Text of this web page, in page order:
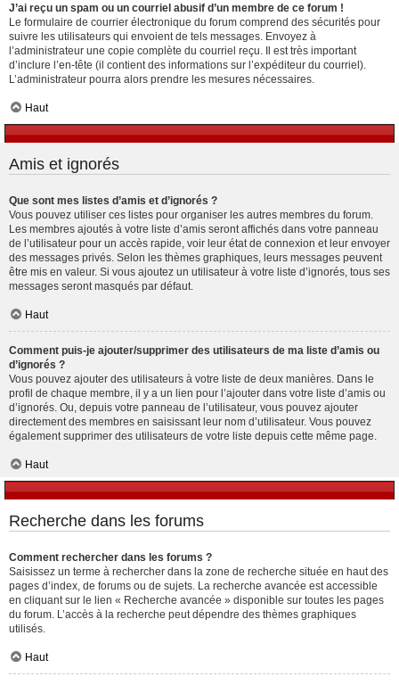
J’ai reçu un spam ou un courriel abusif d’un membre de ce forum !
Le formulaire de courrier électronique du forum comprend des sécurités pour
suivre les utilisateurs qui envoient de tels messages. Envoyez à
l’administrateur une copie complète du courriel reçu. Il est très important
d’inclure l’en-tête (il contient des informations sur l’expéditeur du courriel).
L’administrateur pourra alors prendre les mesures nécessaires.
Haut
Amis et ignorés
Que sont mes listes d’amis et d’ignorés ?
Vous pouvez utiliser ces listes pour organiser les autres membres du forum.
Les membres ajoutés à votre liste d’amis seront affichés dans votre panneau
de l’utilisateur pour un accès rapide, voir leur état de connexion et leur envoyer
des messages privés. Selon les thèmes graphiques, leurs messages peuvent
être mis en valeur. Si vous ajoutez un utilisateur à votre liste d’ignorés, tous ses
messages seront masqués par défaut.
Haut
Comment puis-je ajouter/supprimer des utilisateurs de ma liste d’amis ou
d’ignorés ?
Vous pouvez ajouter des utilisateurs à votre liste de deux manières. Dans le
profil de chaque membre, il y a un lien pour l’ajouter dans votre liste d’amis ou
d’ignorés. Ou, depuis votre panneau de l’utilisateur, vous pouvez ajouter
directement des membres en saisissant leur nom d’utilisateur. Vous pouvez
également supprimer des utilisateurs de votre liste depuis cette même page.
Haut
Recherche dans les forums
Comment rechercher dans les forums ?
Saisissez un terme à rechercher dans la zone de recherche située en haut des
pages d’index, de forums ou de sujets. La recherche avancée est accessible
en cliquant sur le lien « Recherche avancée » disponible sur toutes les pages
du forum. L’accès à la recherche peut dépendre des thèmes graphiques
utilisés.
Haut